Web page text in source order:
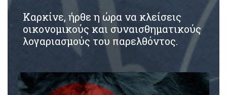
Καρκίνε, ήρθε η ώρα να κλείσεις
οικονομικούς και συναισθηματικούς
λογαριασμούς του παρελθόντος.